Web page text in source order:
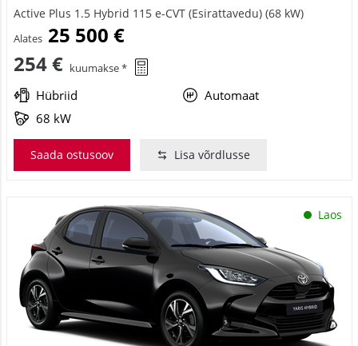
Active Plus 1.5 Hybrid 115 e-CVT (Esirattavedu) (68 kW)
Alates 25 500 €
254 € kuumakse *
Hübriid
Automaat
68 kW
Saada ostusoov Lisa võrdlusse
Laos